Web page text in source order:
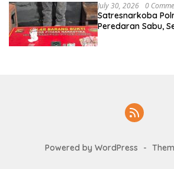
July 30, 2026 0
Satresnarkoba
Peredaran Sabu,
Powered by WordPress -